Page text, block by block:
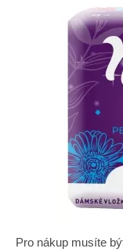
Pro nákup musíte